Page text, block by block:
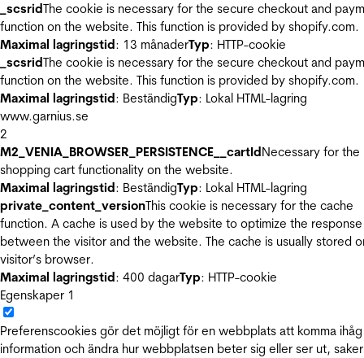
_scsridThe cookie is necessary for the secure checkout and
function on the website. This function is provided by shopify.com.
Maximal lagringstid: 13 månaderTyp: HTTP-cookie
_scsridThe cookie is necessary for the secure checkout and
function on the website. This function is provided by shopify.com.
Maximal lagringstid: BeständigTyp: Lokal HTML-lagring
www.garnius.se
2
M2_VENIA_BROWSER_PERSISTENCE__cartIdNecessary for the
shopping cart functionality on the website.
Maximal lagringstid: BeständigTyp: Lokal HTML-lagring
private_content_versionThis cookie is necessary for the cache
function. A cache is used by the website to optimize the
between the visitor and the website. The cache is usually stored
visitor’s browser.
Maximal lagringstid: 400 dagarTyp: HTTP-cookie
Egenskaper 1
Preferenscookies gör det möjligt för en webbplats att komma ihåg
information och ändra hur webbplatsen beter sig eller ser ut,